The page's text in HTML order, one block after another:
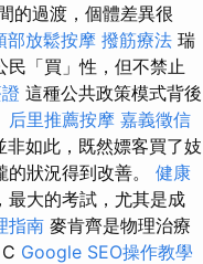
的過渡，個體差異很
部放鬆按摩 撥筋療法 瑞
「買」性，但不禁止
這種公共政策模式背後
后里推薦按摩 嘉義徵信
非如此，既然嫖客買了妓
狀況得到改善。 健康
最大的考試，尤其是成
指南 麥肯齊是物理治療
Google SEO操作教學